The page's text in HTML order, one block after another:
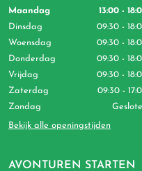
AVONTUREN STARTEN
Maandag
13:00 -
Dinsdag
09:30 -
Woensdag
09:30 -
Donderdag
09:30 -
Vrijdag
09:30 -
Zaterdag
09:30 -
Zondag
Bekijk alle openingstijden